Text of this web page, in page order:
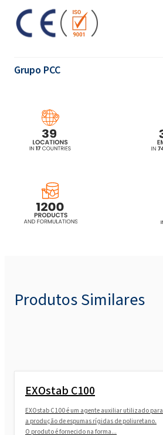
Grupo PCC
Produtos Similares
EXOstab C100
EXOstab C100 é um agente auxiliar utilizado para
a produção de espumas rígidas de poliuretano.
O produto é fornecido na forma...